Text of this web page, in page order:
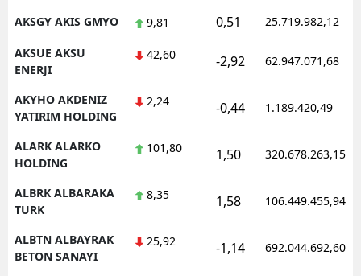
Sinop
Tokat
AKSGY AKIS GMYO 9,81 0,51 25.719.982,12
AKSUE AKSU
ENERJI
42,60 -2,92 62.947.071,68
AKYHO AKDENIZ
YATIRIM HOLDING
2,24 -0,44 1.189.420,49
ALARK ALARKO
HOLDING
101,80 1,50 320.678.263,15
ALBRK ALBARAKA
TURK
8,35 1,58 106.449.455,94
ALBTN ALBAYRAK
BETON SANAYI
25,92 -1,14 692.044.692,60